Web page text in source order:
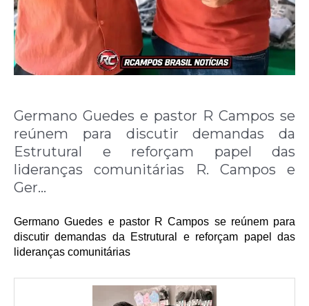
Germano Guedes e pastor R Campos se
reúnem para discutir demandas da
Estrutural e reforçam papel das
lideranças comunitárias R. Campos e
Ger…
Germano Guedes e pastor R Campos se reúnem para
discutir demandas da Estrutural e reforçam papel das
lideranças comunitárias